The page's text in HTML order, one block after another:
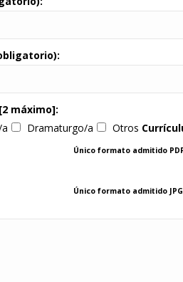
máximo]:
Dramaturgo/a Otros
Único formato admitido
Único formato admitido